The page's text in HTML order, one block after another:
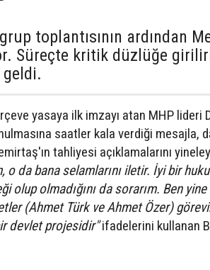
toplantısının ardından
Süreçte kritik düzlüğe
geldi.
yasaya ilk imzayı atan MHP lideri
saatler kala verdiği mesajla,
tahliyesi açıklamalarını
o da bana selamlarını iletir. İyi bir
olmadığını da sorarım. Ben yine
(Ahmet Türk ve Ahmet Özer)
devlet projesidir"ifadelerini kullanan